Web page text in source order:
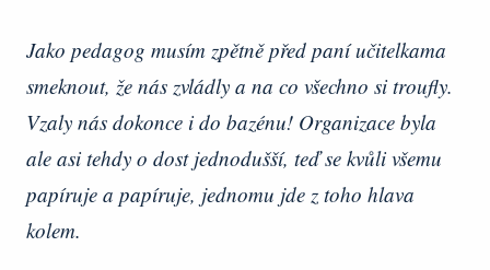
Jako pedagog musím zpětně před paní učitelkama
smeknout, že nás zvládly a na co všechno si troufly.
Vzaly nás dokonce i do bazénu! Organizace byla
ale asi tehdy o dost jednodušší, teď se kvůli všemu
papíruje a papíruje, jednomu jde z toho hlava
kolem.